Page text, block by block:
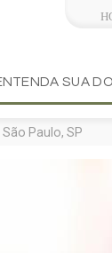
SUA
Paulo, SP